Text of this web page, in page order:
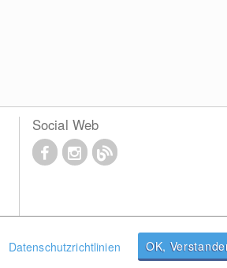
Datenschutzrichtlinien OK,
Social Web